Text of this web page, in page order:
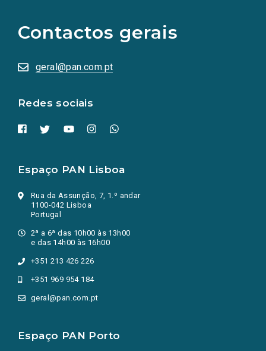
Contactos gerais
geral@pan.com.pt
Redes sociais
redes
sociais
numa
nova
Espaço PAN Lisboa
Rua da Assunção, 7, 1.º andar
1100-042 Lisboa
Portugal
2ª a 6ª das 10h00 às 13h00
e das 14h00 às 16h00
+351 213 426 226
+351 969 954 184
geral@pan.com.pt
Espaço PAN Porto